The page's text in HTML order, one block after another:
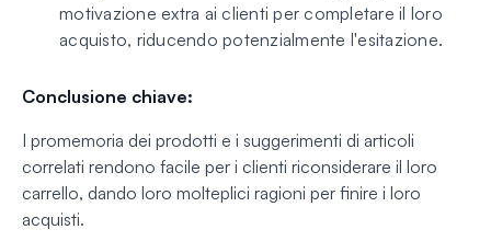
motivazione extra ai clienti per completare il loro
acquisto, riducendo potenzialmente l'esitazione.
Conclusione chiave:
I promemoria dei prodotti e i suggerimenti di articoli
correlati rendono facile per i clienti riconsiderare il loro
carrello, dando loro molteplici ragioni per finire i loro
acquisti.